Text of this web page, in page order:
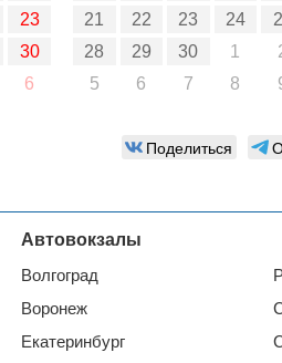
23
30
6
21
22 23 24
28
29 30 1
5
6 7 8
Поделиться
Автовокзалы
Волгоград
Воронеж
Екатеринбург